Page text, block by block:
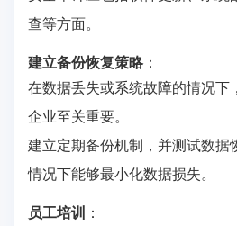
查等方面。
建立备份恢复策略：
在数据丢失或系统故障的情况下
企业至关重要。
建立定期备份机制，并测试数据
情况下能够最小化数据损失。
员工培训 ：